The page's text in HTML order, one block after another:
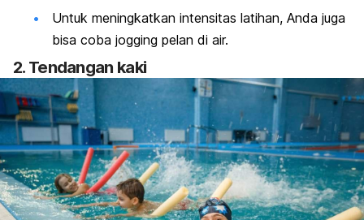
Untuk meningkatkan intensitas latihan, Anda juga
bisa coba jogging pelan di air.
2. Tendangan kaki